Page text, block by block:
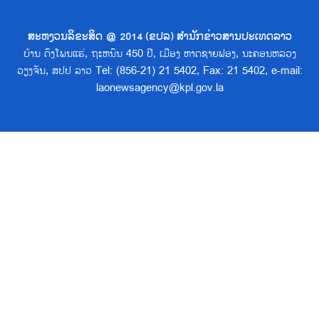
ສະຫງວນລິຂະສິດ @ 2014 (ຂປລ) ສຳນັກຂ່າວສານປະເທດລາວ
ບ້ານ ດົງໂພນແຮ່, ຖະຫນົນ 450 ປີ, ເມືອງ ຫາດຊາຍຟອງ, ນະຄອນຫລວງ
ວຽງຈັນ, ສປປ ລາວ Tel: (856-21) 21 5402, Fax: 21 5402, e-mail:
laonewsagency@kpl.gov.la